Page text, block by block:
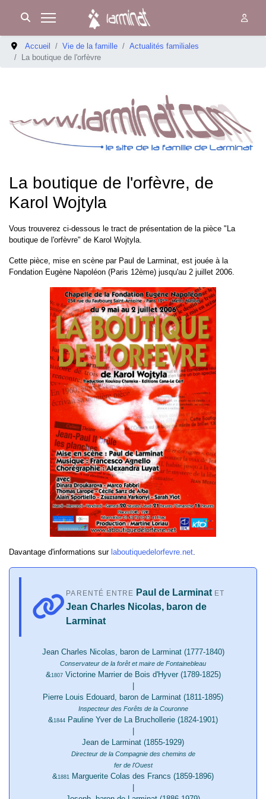
Accueil Vie de la famille
Actualités familiales
La boutique de l'orfèvre
La boutique de l'orfèvre, de
Karol Wojtyla
Vous trouverez ci-dessous le tract de présentation de la pièce "La
boutique de l'orfèvre" de Karol Wojtyla.
Cette pièce, mise en scène par Paul de Larminat, est jouée à la
Fondation Eugène Napoléon (Paris 12ème) jusqu'au 2 juillet 2006.
Davantage d'informations sur laboutiquedelorfevre.net
PARENTÉ ENTRE Paul de LarminatET
Jean Charles Nicolas, baron de
Larminat
Jean Charles Nicolas, baron de Larminat (1777-1840)
Conservateur de la forêt et maire de Fontainebleau
& 1807Victorine Marrier de Bois d'Hyver (1789-1825)
Pierre Louis Edouard, baron de Larminat (1811-1895)
Inspecteur des Forêts de la Couronne
& 1844 Pauline Yver de La Bruchollerie (1824-1901)
Jean de Larminat (1855-1929)
Directeur de la Compagnie des chemins de
fer de l'Ouest
& 1881
Marguerite Colas des Francs (1859-1896)